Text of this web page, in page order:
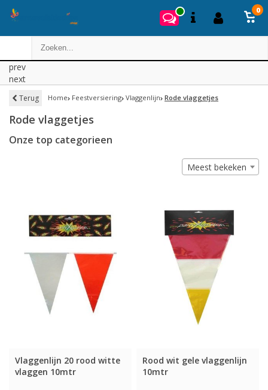
0
prev
next
Terug Home Feestversiering Vlaggenlijn Rode vlaggetjes
Rode vlaggetjes
Onze top categorieen
Meest bekeken
Vlaggenlijn 20 rood witte
vlaggen 10mtr
Rood wit gele vlaggenlijn
10mtr